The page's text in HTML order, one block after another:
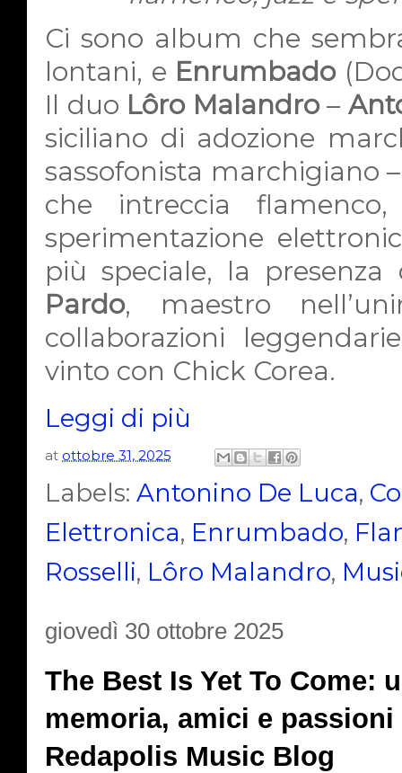
Ci sono album che
lontani, e Enrumbado
Il duo Lôro Malandro–
siciliano di adozione
sassofonista marchigiano
che intreccia
sperimentazione
più speciale, la
Pardo, maestro
collaborazioni
vinto con Chick Corea.
Leggi di più
at ottobre 31, 2025
Labels: Antonino De Luca,
Elettronica, Enrumbado,
Rosselli, Lôro Malandro,
giovedì 30 ottobre 2025
The Best Is Yet To Come:
memoria, amici e
Redapolis Music Blog